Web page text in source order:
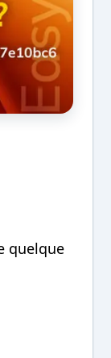
quelque